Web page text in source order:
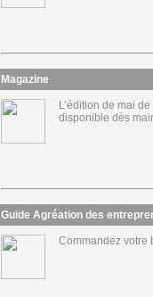
Magazine
L’édition de mai
disponible dès
Guide Agréation des
Commandez votre